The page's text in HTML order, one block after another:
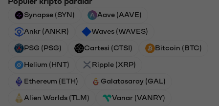
Synapse (SYN) Aave (AAVE)
Ankr (ANKR) Waves (WAVES)
PSG (PSG) Cartesi (CTSI) Bitcoin (BTC)
Helium (HNT) Ripple (XRP)
Ethereum (ETH) Galatasaray (GAL)
Alien Worlds (TLM) Vanar (VANRY)